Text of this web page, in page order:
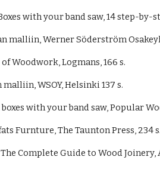
with your band saw, 14 step-by-
malliin, Werner Söderström
Woodwork, Logmans, 166 s.
WSOY, Helsinki 137 s.
with your band saw, Popular
Furnture, The Taunton Press, 234 s.
Complete Guide to Wood Joinery,